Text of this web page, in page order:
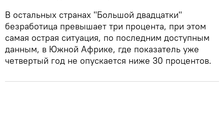
В остальных странах "Большой двадцатки"
безработица превышает три процента, при этом
самая острая ситуация, по последним доступным
данным, в Южной Африке, где показатель уже
четвертый год не опускается ниже 30 процентов.